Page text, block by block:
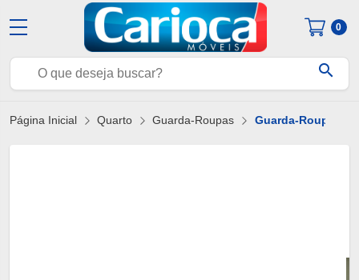
search
0
Página Inicial Quarto Guarda-Roupas Guarda-Roupa